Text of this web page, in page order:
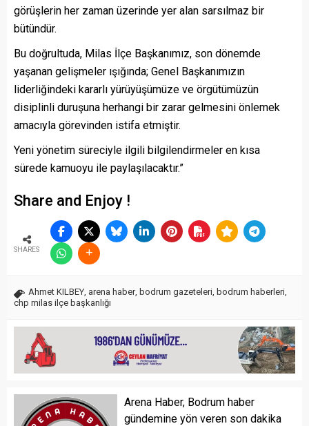
görüşlerin her zaman üzerinde yer alan sarsılmaz bir
bütündür.
Bu doğrultuda, Milas İlçe Başkanımız, son dönemde
yaşanan gelişmeler ışığında; Genel Başkanımızın
liderliğindeki kararlı yürüyüşümüze ve örgütümüzün
disiplinli duruşuna herhangi bir zarar gelmesini önlemek
amacıyla görevinden istifa etmiştir.
Yeni yönetim süreciyle ilgili bilgilendirmeler en kısa
sürede kamuoyu ile paylaşılacaktır.”
Share and Enjoy !
SHARES
Ahmet KILBEY arena haber, bodrum gazeteleri bodrum haberleri
chp milas ilçe başkanlığı
Arena Haber, Bodrum haber
gündemine yön veren son dakika